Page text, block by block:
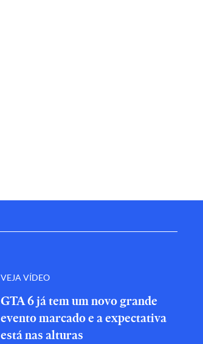
VEJA VÍDEO
GTA 6 já tem um novo grande
evento marcado e a expectativa
está nas alturas